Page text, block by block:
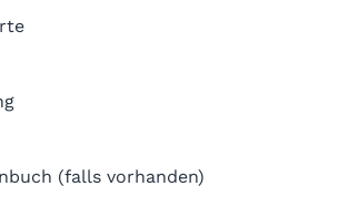
(falls vorhanden)